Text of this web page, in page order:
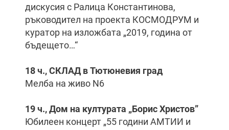
дискусия с Ралица Константинова,
ръководител на проекта КОСМОДРУМ и
куратор на изложбата „2019, година от
бъдещето…“
18 ч., СКЛАД в Тютюневия град
Мелба на живо N6
19 ч., Дом на културата „Борис Христов”
Юбилеен концерт „55 години АМТИИ и